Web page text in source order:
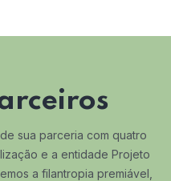
sua parceria com quatro
e a entidade Projeto
a filantropia premiável,